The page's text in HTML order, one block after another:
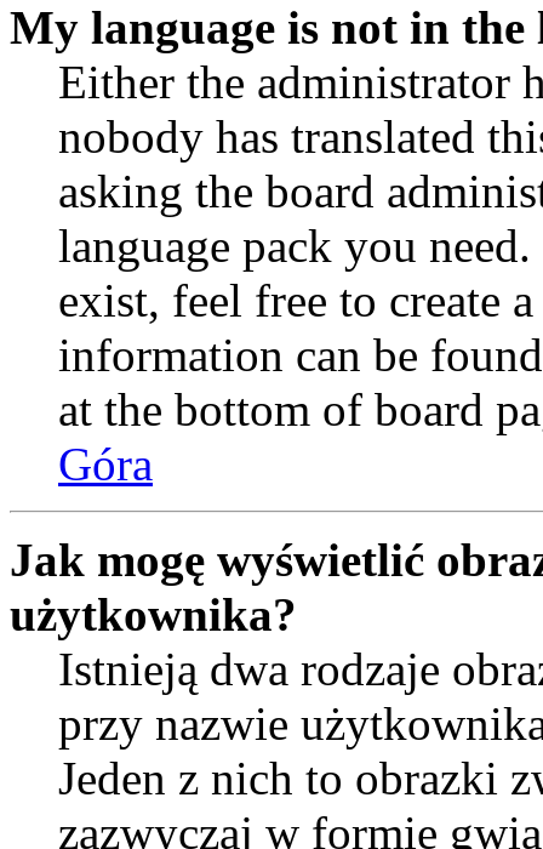
My language is not in the
Either the administrator
nobody has translated
asking the board
language pack you
exist, feel free to create
information can be
at the bottom of board
Góra
Jak mogę wyświetlić
użytkownika?
Istnieją dwa rodzaje
przy nazwie
Jeden z nich to obrazki
zazwyczaj w formie